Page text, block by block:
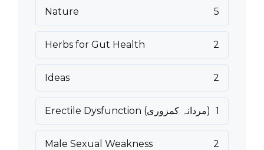
Nature 5
Herbs for Gut Health 2
Ideas 2
Erectile Dysfunction (مردانہ کمزوری) 1
Male Sexual Weakness 2